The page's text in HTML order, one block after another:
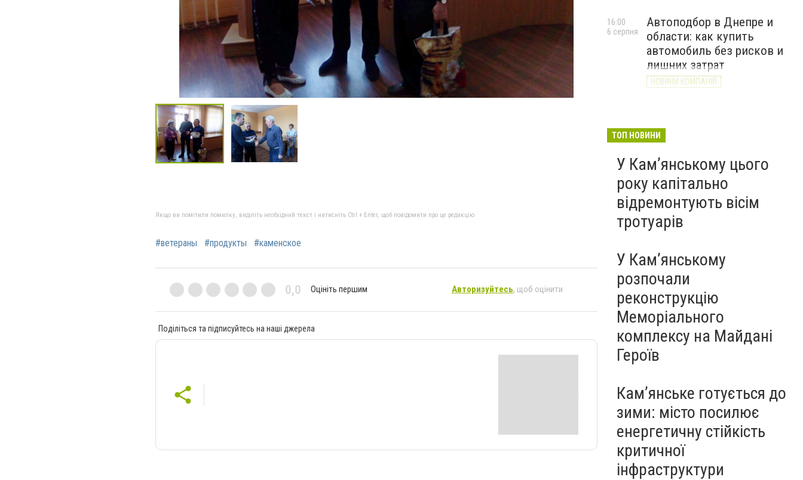
Якщо ви помітили помилку, виділіть необхідний текст і натисніть Ctrl + Enter, щоб повідомити про це редакцію
#ветераны #продукты #каменское
0,0 Оцініть першим Авторизуйтесь, щоб оцінити
Поділіться та підписуйтесь на наші джерела
Автоподбор в Днепре и
области: как купить
автомобиль без рисков и
лишних затрат
НОВИНИ КОМПАНІЙ
16:00
6 серпня
ТОП НОВИНИ
У Кам’янському цього
року капітально
відремонтують вісім
тротуарів
У Кам’янському
розпочали
реконструкцію
Меморіального
комплексу на Майдані
Героїв
Кам’янське готується до
зими: місто посилює
енергетичну стійкість
критичної
інфраструктури